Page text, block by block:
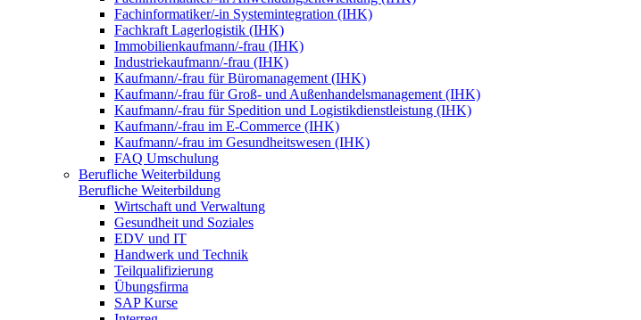
Fachinformatiker/-in Systemintegration (IHK)
Fachkraft Lagerlogistik (IHK)
Immobilienkaufmann/-frau (IHK)
Industriekaufmann/-frau (IHK)
Kaufmann/-frau für Büromanagement (IHK)
Kaufmann/-frau für Groß- und Außenhandelsmanagement (IHK)
Kaufmann/-frau für Spedition und Logistikdienstleistung (IHK)
Kaufmann/-frau im E-Commerce (IHK)
Kaufmann/-frau im Gesundheitswesen (IHK)
FAQ Umschulung
Berufliche Weiterbildung
Berufliche Weiterbildung
Wirtschaft und Verwaltung
Gesundheit und Soziales
EDV und IT
Handwerk und Technik
Teilqualifizierung
Übungsfirma
SAP Kurse